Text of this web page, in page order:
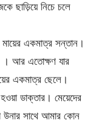
ছাড়িয়ে নিচে চলে
মায়ের একমাত্র সন্তান।
। আর এতোক্ষণ যার
একমাত্র ছেলে।
ডাক্তার। মেয়েদের
উনার সাথে আমার কোন